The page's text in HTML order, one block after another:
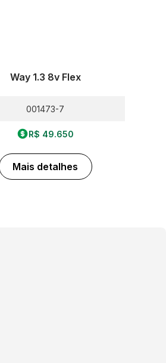
Way 1.3 8v Flex
001473-7
R$ 49.650
Mais detalhes